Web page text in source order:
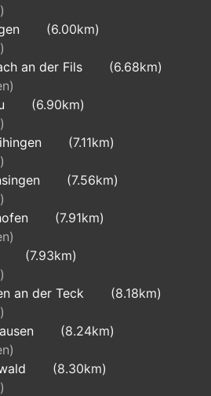
(6.00km)
an der Fils
(6.68km)
(6.90km)
(7.11km)
(7.56km)
(7.91km)
(7.93km)
an der Teck
(8.18km)
(8.24km)
(8.30km)